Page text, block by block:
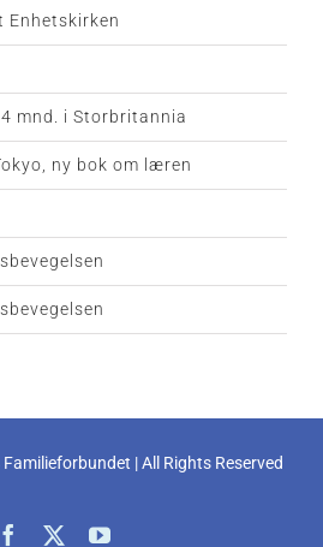
Enhetskirken
mnd. i Storbritannia
ny bok om læren
| All Rights Reserved
Facebook YouTube